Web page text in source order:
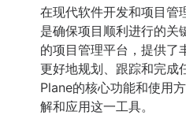
在现代软件开发和项目管
是确保项目顺利进行的关
的项目管理平台，提供了
更好地规划、跟踪和完成
Plane的核心功能和使用
解和应用这一工具。